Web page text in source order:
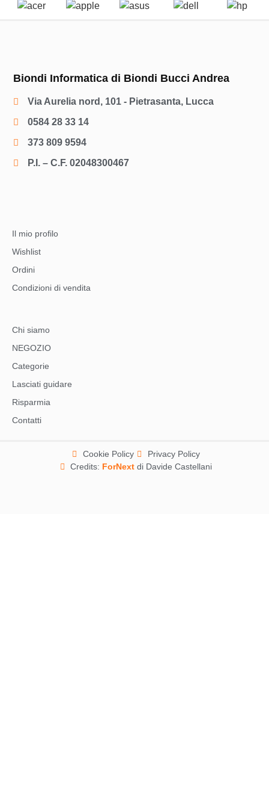
Biondi Informatica di Biondi Bucci Andrea
Via Aurelia nord, 101 - Pietrasanta, Lucca
0584 28 33 14
373 809 9594
P.I. – C.F. 02048300467
Il mio profilo
Wishlist
Ordini
Condizioni di vendita
Chi siamo
NEGOZIO
Categorie
Lasciati guidare
Risparmia
Contatti
Cookie Policy
Privacy Policy
Credits: ForNextdi Davide Castellani